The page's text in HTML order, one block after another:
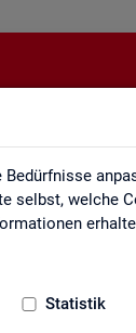
selbst, welche
Statistik